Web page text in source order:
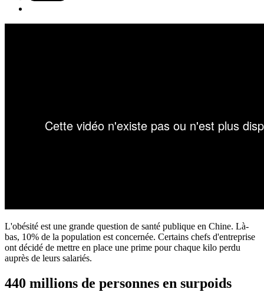
L'obésité est une grande question de santé publique en Chine. Là-
bas, 10% de la population est concernée. Certains chefs d'entreprise
ont décidé de mettre en place une prime pour chaque kilo perdu
auprès de leurs salariés.
440 millions de personnes en surpoids